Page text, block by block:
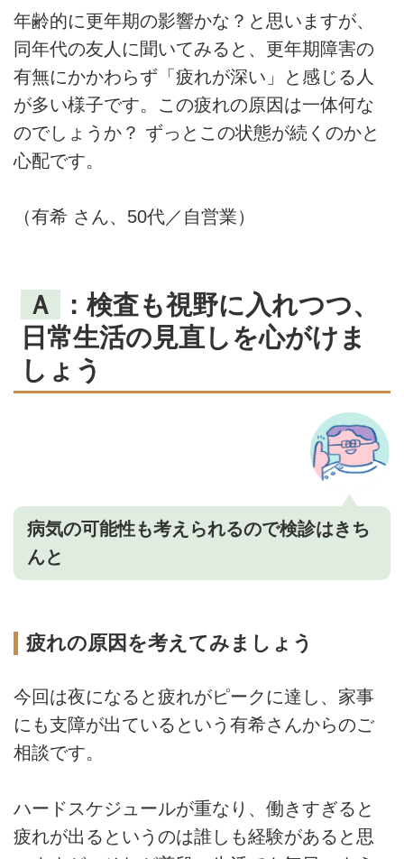
年齢的に更年期の影響かな？と思いますが、
同年代の友人に聞いてみると、更年期障害の
有無にかかわらず「疲れが深い」と感じる人
が多い様子です。この疲れの原因は一体何な
のでしょうか？ ずっとこの状態が続くのかと
心配です。
（有希 さん、50代／自営業）
Ａ
：検査も視野に入れつつ、
日常生活の見直しを心がけま
しょう
病気の可能性も考えられるので検診はきち
んと
疲れの原因を考えてみましょう
今回は夜になると疲れがピークに達し、家事
にも支障が出ているという有希さんからのご
相談です。
ハードスケジュールが重なり、働きすぎると
疲れが出るというのは誰しも経験があると思